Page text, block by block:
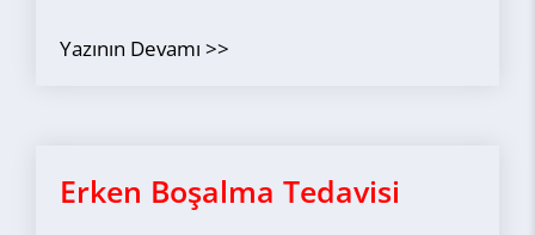
Yazının Devamı
Erken Boşalma Tedavisi